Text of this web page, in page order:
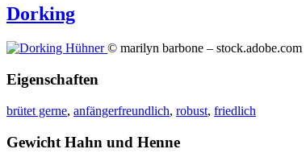
Dorking
© marilyn barbone – stock.adobe.com
Eigenschaften
brütet gerne, anfängerfreundlich, robust, friedlich
Gewicht Hahn und Henne